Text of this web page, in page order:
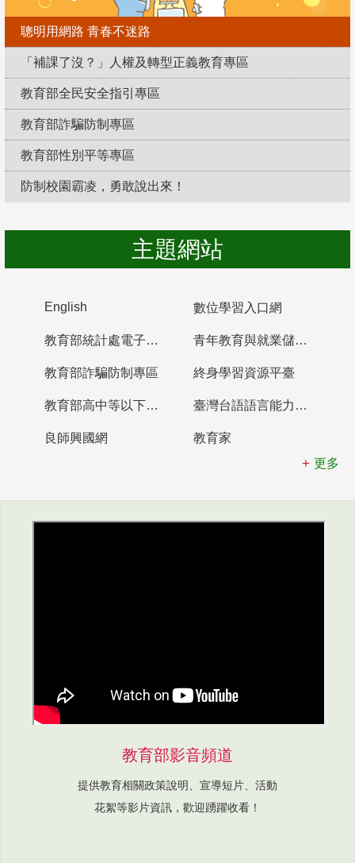
聰明用網路 青春不迷路
「補課了沒？」人權及轉型正義教育專區
教育部全民安全指引專區
教育部詐騙防制專區
教育部性別平等專區
防制校園霸凌，勇敢說出來！
主題網站
English 數位學習入口網
教育部統計處電子書櫃 青年教育與就業儲蓄帳戶
教育部詐騙防制專區 終身學習資源平臺
教育部高中等以下學校及幼兒園教師資格檢定考試 臺灣台語語言能力認證網站
良師興國網
教育家
更多
教育部影音頻道
提供教育相關政策說明、宣導短片、活動
花絮等影片資訊，歡迎踴躍收看！